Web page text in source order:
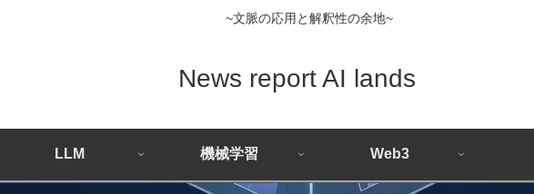
~文脈の応用と解釈性の余地~
News report AI lands
LLM 機械学習 Web3